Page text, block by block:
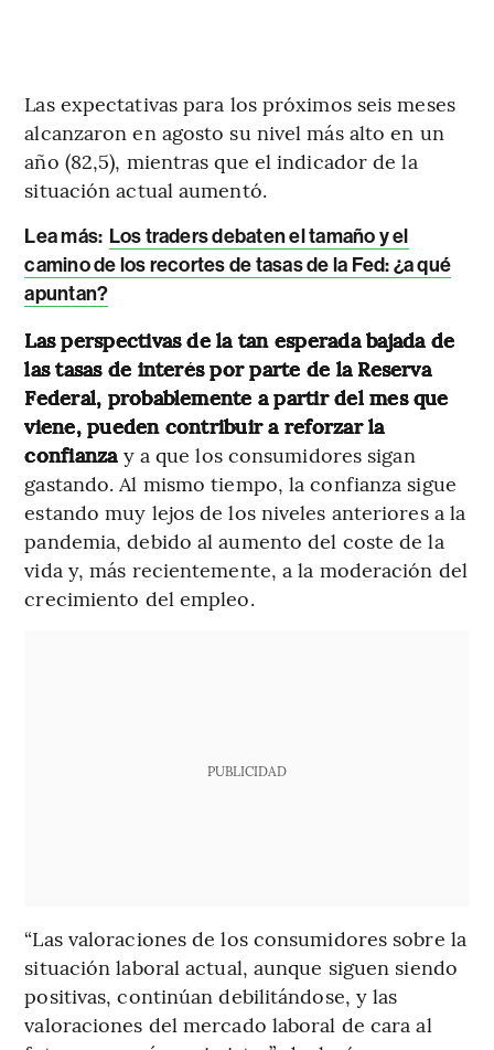
Las expectativas para los próximos seis meses
alcanzaron en agosto su nivel más alto en un
año (82,5), mientras que el indicador de la
situación actual aumentó.
Lea más: Los traders debaten el tamaño y el
camino de los recortes de tasas de la Fed: ¿a qué
apuntan?
Las perspectivas de la tan esperada bajada de
las tasas de interés por parte de la Reserva
Federal, probablemente a partir del mes que
viene, pueden contribuir a reforzar la
confianzay a que los consumidores sigan
gastando. Al mismo tiempo, la confianza sigue
estando muy lejos de los niveles anteriores a la
pandemia, debido al aumento del coste de la
vida y, más recientemente, a la moderación del
crecimiento del empleo.
PUBLICIDAD
“Las valoraciones de los consumidores sobre la
situación laboral actual, aunque siguen siendo
positivas, continúan debilitándose, y las
valoraciones del mercado laboral de cara al